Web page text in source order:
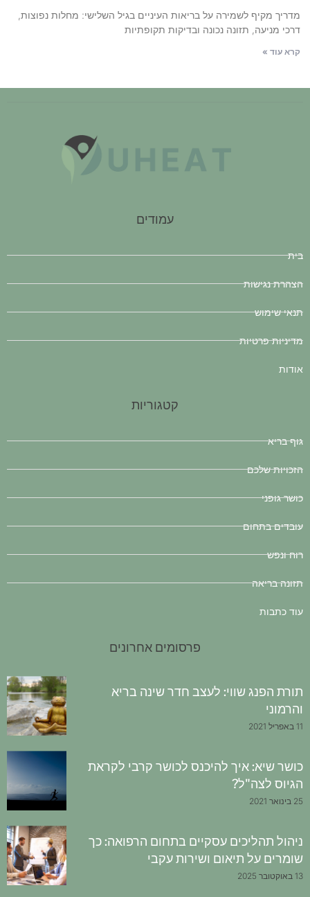
מדריך מקיף לשמירה על בריאות העיניים בגיל השלישי: מחלות נפוצות,
דרכי מניעה, תזונה נכונה ובדיקות תקופתיות
קרא עוד »
עמודים
בית
הצהרת נגישות
תנאי שימוש
מדיניות פרטיות
אודות
קטגוריות
גוף בריא
הזכויות שלכם
כושר גופני
עובדים בתחום
רוח ונפש
תזונה בריאה
עוד כתבות
פרסומים אחרונים
תורת הפנג שווי: לעצב חדר שינה בריא
והרמוני
11 באפריל 2021
כושר שיא: איך להיכנס לכושר קרבי לקראת
הגיוס לצה"ל?
25 בינואר 2021
ניהול תהליכים עסקיים בתחום הרפואה: כך
שומרים על תיאום ושירות עקבי
13 באוקטובר 2025